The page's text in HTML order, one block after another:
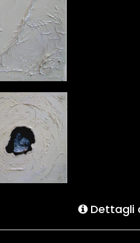
Dettagli